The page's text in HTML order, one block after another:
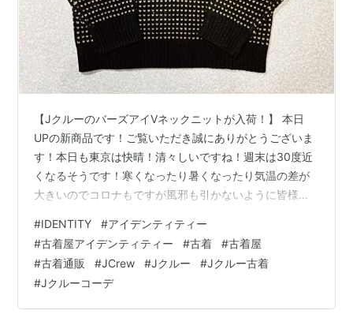
【JクルーのバーズアイVネックニットが入荷！】 本日
UPの新商品です！ご覧いただき誠にありがとうございま
す！本日も東京は快晴！清々しいですね！週末は30度近
くなるそうです！寒くなったり暑くなったり気温の差が
大きいのでコロナもですが風邪も引かないように皆様ご
ないかな？っと探されている方！必見です！間違いない
古着ニット！Jクルー！しかも定番なのにいざ探すと意外
と見つからない"バーズアイ"！是非じっくりとご覧下さ
いませ！ 「J.Crew(J.クルー)」 90s 旧タグ バーズアイ
ラムズウール100% Vネック ニット [2111009] Jクルー
#IDENTITY #アイデンティティー
#古着屋アイデンティティー #古着 #古着屋
#古着通販 #JCrew #Jクルー #Jクルー古着
#Jクルーコーデ